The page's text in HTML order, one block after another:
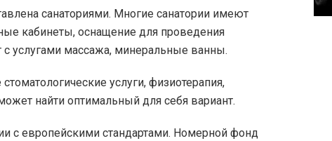
санаториями. Многие санатории имеют
кабинеты, оснащение для проведения
услугами массажа, минеральные ванны.
услуги, физиотерапия,
найти оптимальный для себя вариант.
с европейскими стандартами. Номерной фонд